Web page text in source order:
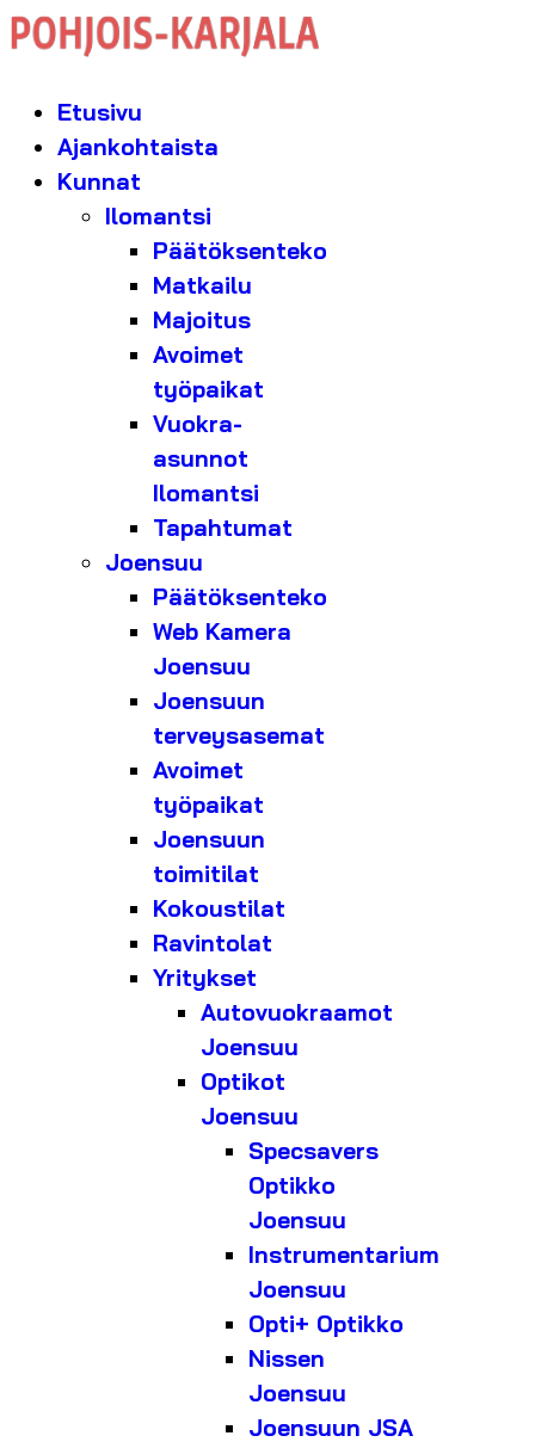
Etusivu
Ajankohtaista
Kunnat
Ilomantsi
Päätöksenteko
Matkailu
Majoitus
Avoimet
työpaikat
Vuokra-
asunnot
Ilomantsi
Tapahtumat
Joensuu
Päätöksenteko
Web Kamera
Joensuu
Joensuun
terveysasemat
Avoimet
työpaikat
Joensuun
toimitilat
Kokoustilat
Ravintolat
Yritykset
Autovuokraamot
Joensuu
Optikot
Joensuu
Specsavers
Optikko
Joensuu
Instrumentarium
Joensuu
Opti+ Optikko
Nissen
Joensuu
Joensuun JSA